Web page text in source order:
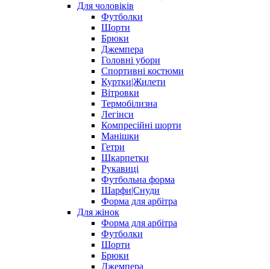
Для чоловіків
Футболки
Шорти
Брюки
Джемпера
Головні убори
Спортивні костюми
Куртки|Жилети
Вітровки
Термобілизна
Легінси
Компресійні шорти
Манішки
Гетри
Шкарпетки
Рукавиці
Футбольна форма
Шарфи|Снуди
Форма для арбітра
Для жінок
Форма для арбітра
Футболки
Шорти
Брюки
Джемпера